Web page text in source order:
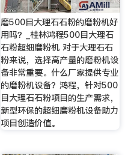
磨500目大理石石粉的磨粉机好
用吗？_桂林鸿程500目大理石
石粉超细磨粉机 对于大理石石
粉来说，选择高产量的磨粉机设
备非常重要。什么厂家提供专业
的磨粉机设备？鸿程，针对500
目大理石石粉项目的生产需求，
新型环保的超细磨粉机设备助力
项目创造价值。